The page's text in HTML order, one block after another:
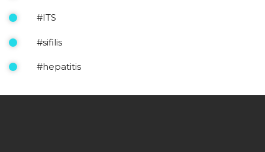
#ITS
#sifilis
#hepatitis